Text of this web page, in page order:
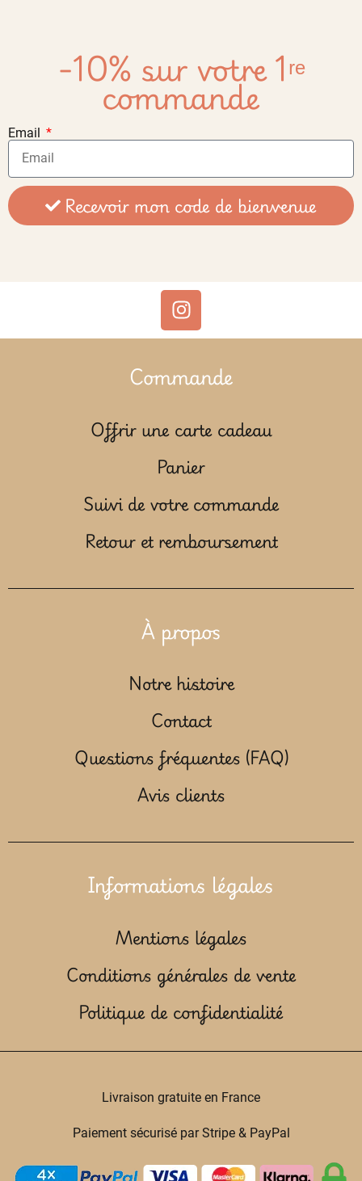
-10% sur votre 1ʳᵉ
commande
Email
Recevoir mon code de bienvenue
Commande
Offrir une carte cadeau
Panier
Suivi de votre commande
Retour et remboursement
À propos
Notre histoire
Contact
Questions fréquentes (FAQ)
Avis clients
Informations légales
Mentions légales
Conditions générales de vente
Politique de confidentialité
Livraison gratuite en France
Paiement sécurisé par Stripe & PayPal